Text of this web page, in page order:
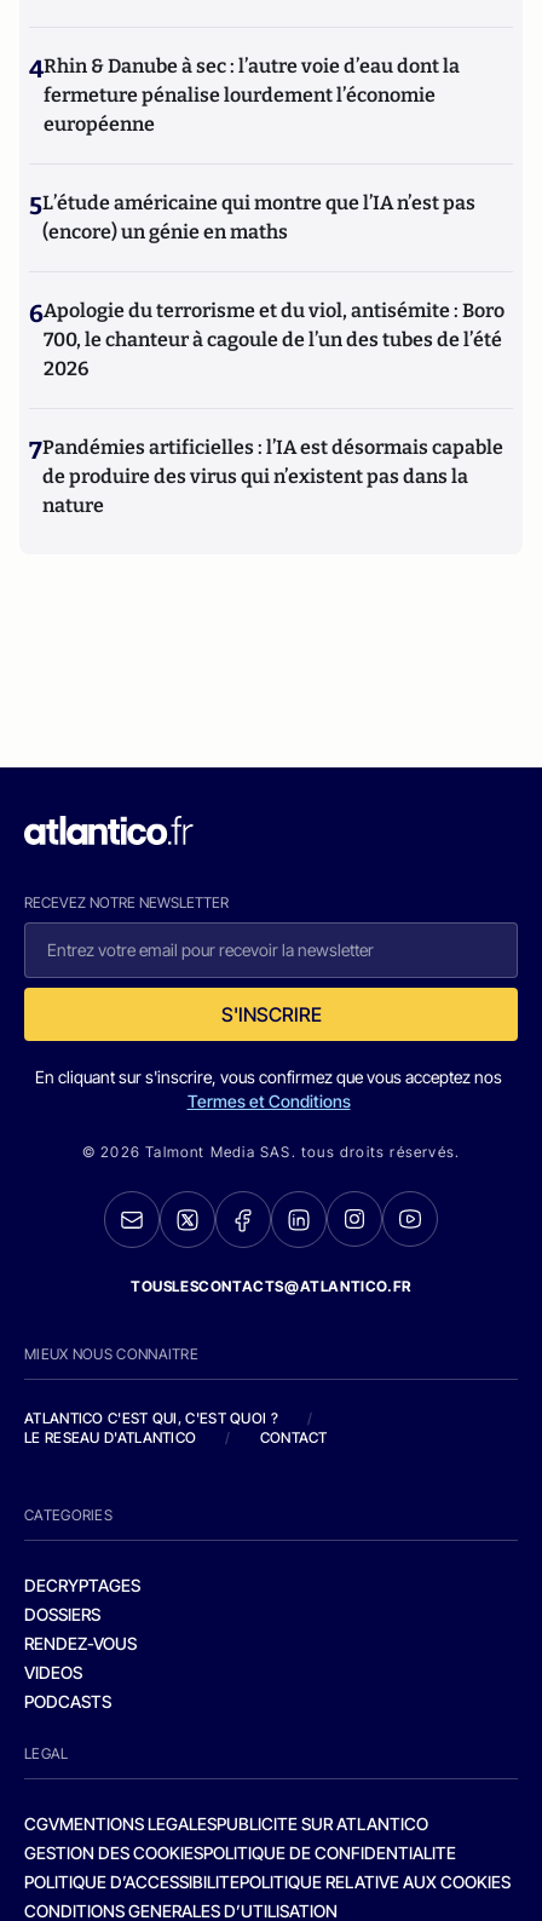
4Rhin & Danube à sec : l’autre voie d’eau dont la
fermeture pénalise lourdement l’économie
européenne
5L’étude américaine qui montre que l’IA n’est pas
(encore) un génie en maths
6Apologie du terrorisme et du viol, antisémite : Boro
700, le chanteur à cagoule de l’un des tubes de l’été
2026
7Pandémies artificielles : l’IA est désormais capable
de produire des virus qui n’existent pas dans la
nature
RECEVEZ NOTRE NEWSLETTER
S'INSCRIRE
En cliquant sur s'inscrire, vous confirmez que vous acceptez nos
Termes et Conditions
© 2026 Talmont Media SAS. tous droits réservés.
TOUSLESCONTACTS@ATLANTICO.FR
MIEUX NOUS CONNAITRE
ATLANTICO C'EST QUI, C'EST QUOI ?
/
LE RESEAU D'ATLANTICO
/ CONTACT
CATEGORIES
DECRYPTAGES
DOSSIERS
RENDEZ-VOUS
VIDEOS
PODCASTS
LEGAL
CGVMENTIONS LEGALESPUBLICITE SUR ATLANTICO
GESTION DES COOKIESPOLITIQUE DE CONFIDENTIALITE
POLITIQUE D’ACCESSIBILITEPOLITIQUE RELATIVE AUX COOKIES
CONDITIONS GENERALES D’UTILISATION